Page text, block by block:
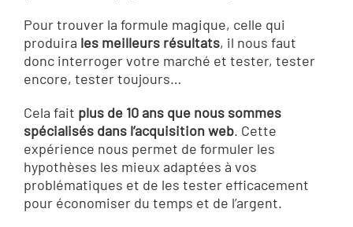
Pour trouver la formule magique, celle qui
produira les meilleurs résultats, il nous faut
donc interroger votre marché et tester, tester
encore, tester toujours…
Cela fait plus de 10 ans que nous sommes
spécialisés dans l’acquisition web. Cette
expérience nous permet de formuler les
hypothèses les mieux adaptées à vos
problématiques et de les tester efficacement
pour économiser du temps et de l’argent.